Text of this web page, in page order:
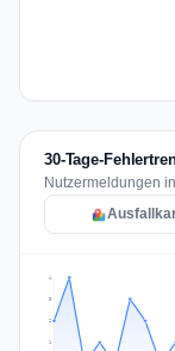
30-Tage-
Nutzermeldungen
1
2
3
4